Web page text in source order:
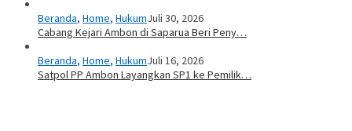
Beranda, Home, HukumJuli 30, 2026
Cabang Kejari Ambon di Saparua Beri Peny…
Beranda, Home, HukumJuli 16, 2026
Satpol PP Ambon Layangkan SP1 ke Pemilik…